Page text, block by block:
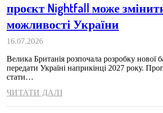
проєкт Nightfall може
можливості України
16.07.2026
Велика Британія розпочала розробку нової
передати Україні наприкінці 2027 року.
стати…
ЧИТАТИ ДАЛІ